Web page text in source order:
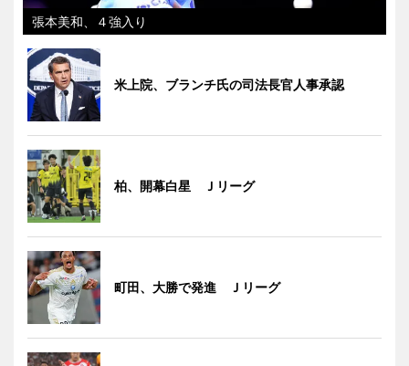
張本美和、４強入り
米上院、ブランチ氏の司法長官人事承認
柏、開幕白星 Ｊリーグ
町田、大勝で発進 Ｊリーグ